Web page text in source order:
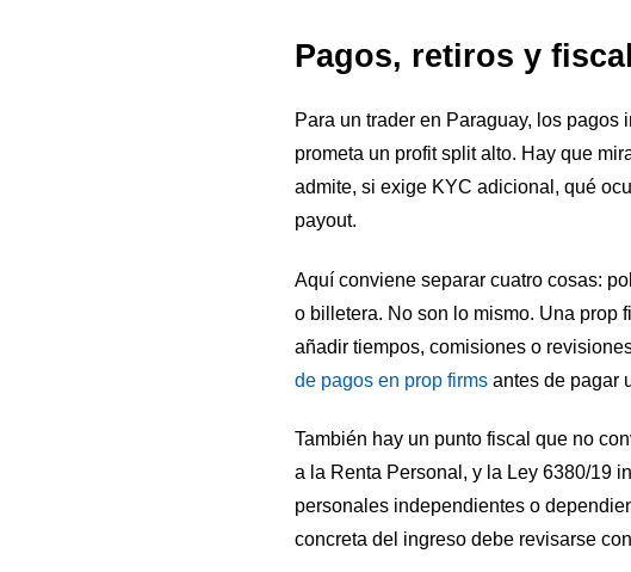
Pagos, retiros y
Para un trader en Paraguay, los
prometa un profit split alto. Hay que
admite, si exige KYC adicional, qué
payout.
Aquí conviene separar cuatro cosas:
o billetera. No son lo mismo. Una prop
añadir tiempos, comisiones o
de pagos en prop firms antes de pagar
También hay un punto fiscal que no
a la Renta Personal, y la Ley 6380/19
personales independientes o
concreta del ingreso debe revisarse